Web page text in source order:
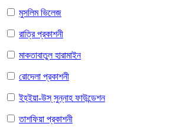
মুসলিম ভিলেজ
রাত্রি প্রকাশনী
মাকতাবাতুল হারামাইন
রোদেলা প্রকাশনী
ইহ্ইয়া-উস্ সুন্নাহ ফাউন্ডেশন
তাশফিয়া প্রকাশনী